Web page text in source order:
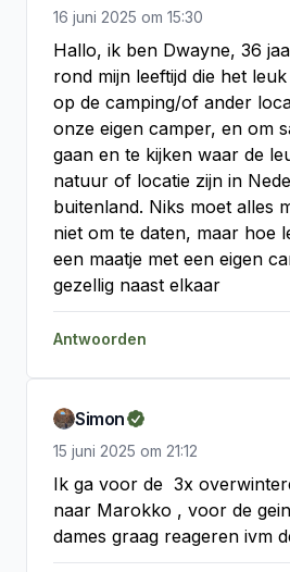
16 juni 2025 om 15:30
Hallo, ik ben Dwayne, 36
rond mijn leeftijd die het
op de camping/of ander
onze eigen camper, en om
gaan en te kijken waar de
natuur of locatie zijn in
buitenland. Niks moet alles
niet om te daten, maar hoe
een maatje met een eigen
gezellig naast elkaar
Antwoorden
Simon
15 juni 2025 om 21:12
Ik ga voor de  3x
naar Marokko , voor de
dames graag reageren ivm